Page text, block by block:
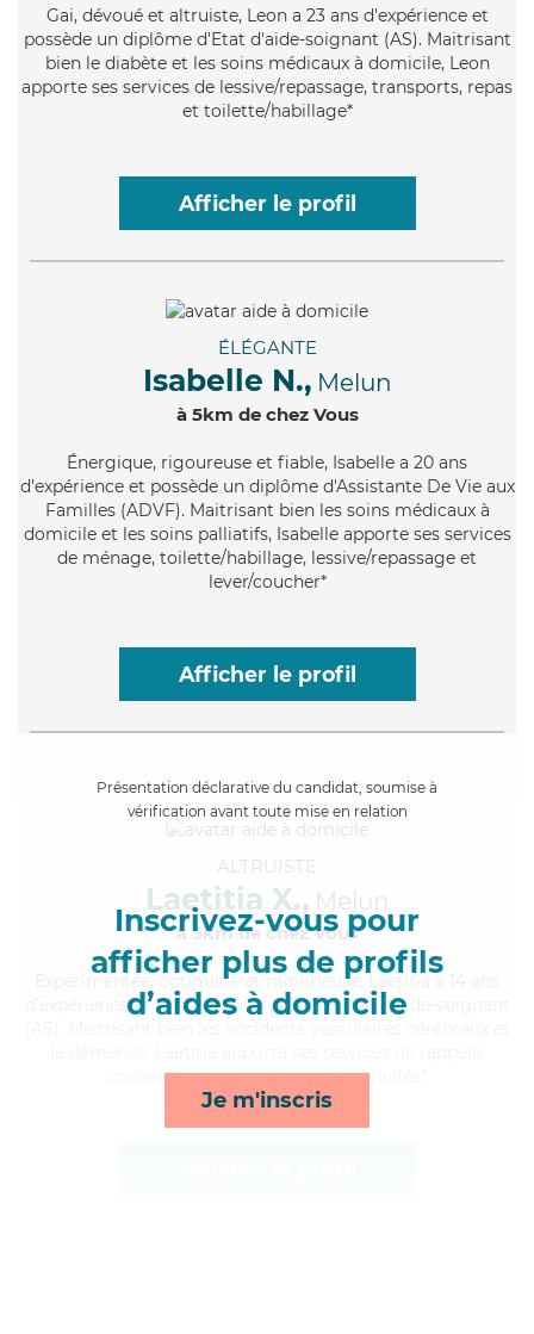
Gai, dévoué et altruiste, Leon a 23 ans d'expérience et
possède un diplôme d'Etat d'aide-soignant (AS). Maitrisant
bien le diabète et les soins médicaux à domicile, Leon
apporte ses services de lessive/repassage, transports, repas
et toilette/habillage*
Afficher le profil
ÉLÉGANTE
Isabelle N., Melun
à 5km de chez Vous
Énergique, rigoureuse et fiable, Isabelle a 20 ans
d'expérience et possède un diplôme d'Assistante De Vie aux
Familles (ADVF). Maitrisant bien les soins médicaux à
domicile et les soins palliatifs, Isabelle apporte ses services
de ménage, toilette/habillage, lessive/repassage et
lever/coucher*
Afficher le profil
Présentation déclarative du candidat, soumise à
vérification avant toute mise en relation
Inscrivez-vous pour
afficher plus de profils
d’aides à domicile
Je m'inscris
ALTRUISTE
Laetitia X., Melun
à 5km de chez Vous
, optimiste et minutieuse, Laetitia a 14 ans
d'expérience et possède un diplôme d'Etat d'aide-soignant
courses/livraison, ménage et activités*